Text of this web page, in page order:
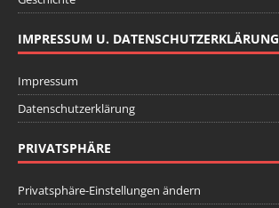
IMPRESSUM U. DATENSCHUTZERKLÄRUNG
Impressum
Datenschutzerklärung
PRIVATSPHÄRE
Privatsphäre-Einstellungen ändern